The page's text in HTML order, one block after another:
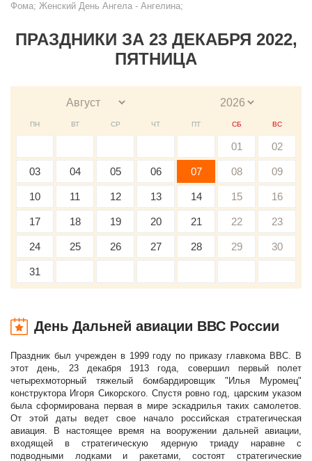
Фома; Женский День Ангела - Ангелина;
ПРАЗДНИКИ ЗА 23 ДЕКАБРЯ 2022,
ПЯТНИЦА
ПН ВТ СР ЧТ ПТ СБ ВС
01 02
03 04 05 06 07 08 09
10 11 12 13 14 15 16
17 18 19 20 21 22 23
24 25 26 27 28 29 30
31
День Дальней авиации ВВС России
Праздник был учрежден в 1999 году по приказу главкома ВВС. В
этот день, 23 декабря 1913 года, совершил первый полет
четырехмоторный тяжелый бомбардировщик "Илья Муромец"
конструктора Игоря Сикорского. Спустя ровно год, царским указом
была сформирована первая в мире эскадрилья таких самолетов.
От этой даты ведет свое начало российская стратегическая
авиация. В настоящее время на вооружении дальней авиации,
входящей в стратегическую ядерную триаду наравне с
подводными лодками и ракетами, состоят стратегические